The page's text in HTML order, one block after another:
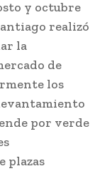
y octubre
realizó
la
de
los
por verde
plazas